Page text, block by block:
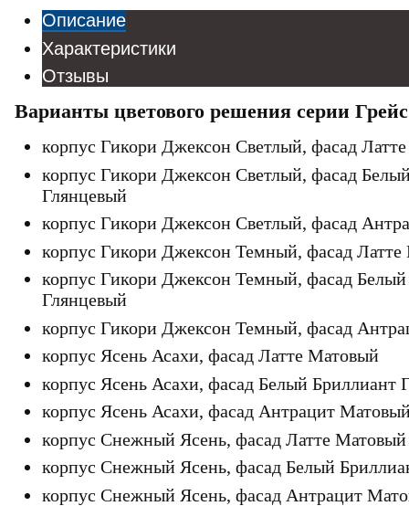
Описание
Характеристики
Отзывы
Варианты цветового решения серии
корпус Гикори Джексон Светлый, фасад
корпус Гикори Джексон Светлый, фасад
Глянцевый
корпус Гикори Джексон Светлый, фасад
корпус Гикори Джексон Темный, фасад
корпус Гикори Джексон Темный, фасад
Глянцевый
корпус Гикори Джексон Темный, фасад
корпус Ясень Асахи, фасад Латте Матовый
корпус Ясень Асахи, фасад Белый Бриллиант
корпус Ясень Асахи, фасад Антрацит
корпус Снежный Ясень, фасад Латте
корпус Снежный Ясень, фасад Белый
корпус Снежный Ясень, фасад Антрацит